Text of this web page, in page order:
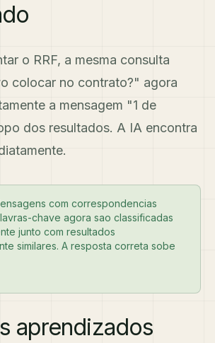
o RRF, a mesma consulta
colocar no contrato?" agora
a mensagem "1 de
dos resultados. A IA encontra
com correspondencias
chave agora sao classificadas
junto com resultados
similares. A resposta correta sobe
aprendizados